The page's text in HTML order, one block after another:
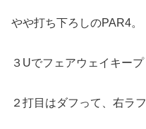
やや打ち下ろしのPAR4。
３Uでフェアウェイキープ
２打目はダフって、右ラフ